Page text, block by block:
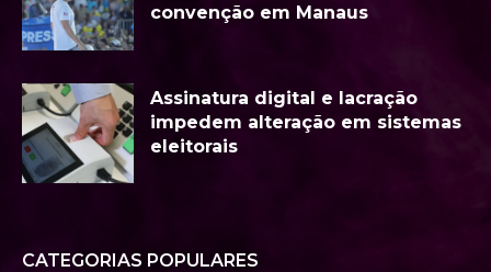
convenção em Manaus
Assinatura digital e lacração
impedem alteração em sistemas
eleitorais
CATEGORIAS POPULARES